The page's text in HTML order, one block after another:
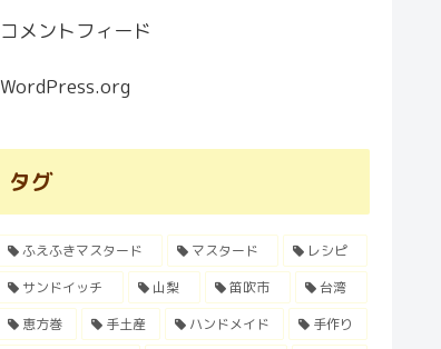
コメントフィード
WordPress.org
タグ
ふえふきマスタード マスタード
レシピ
サンドイッチ
山梨 笛吹市
台湾
恵方巻
手土産 ハンドメイド
手作り